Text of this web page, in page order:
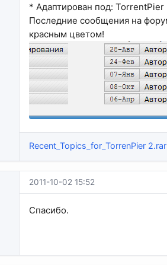
* Адаптирован под: TorrentPier
Последние сообщения на
красным цветом!
Recent_Topics_for_TorrenPier 2.rar
2011-10-02 15:52
Спасибо.